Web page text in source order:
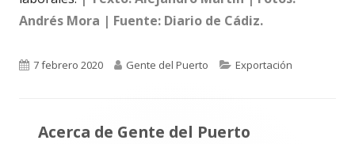
Andrés Mora | Fuente: Diario de Cádiz.
Publicado
7 febrero 2020 Autor
Gente del Puerto Categorías
Exportación
Acerca de Gente del Puerto